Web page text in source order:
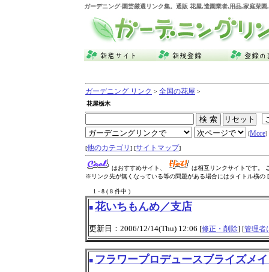
ガーデニング-園芸厳選リンク集。通販 花屋,造園業者,用品,家庭菜
ガーデニング リンク > 全国の花屋 >
花屋栃木
[More]
[他のカテゴリ ] [サイトマップ]
はおすすめサイト、 は相互リンクサイトです。
※リンク先が無くなっている等の問題がある場合にはタイトル横の [
1 - 8 ( 8 件中 )
■ 花いちもんめ／支店
更新日：2006/12/14(Thu) 12:06 [修正・削除] [管理者
■ フラワープロデュースブライズメ